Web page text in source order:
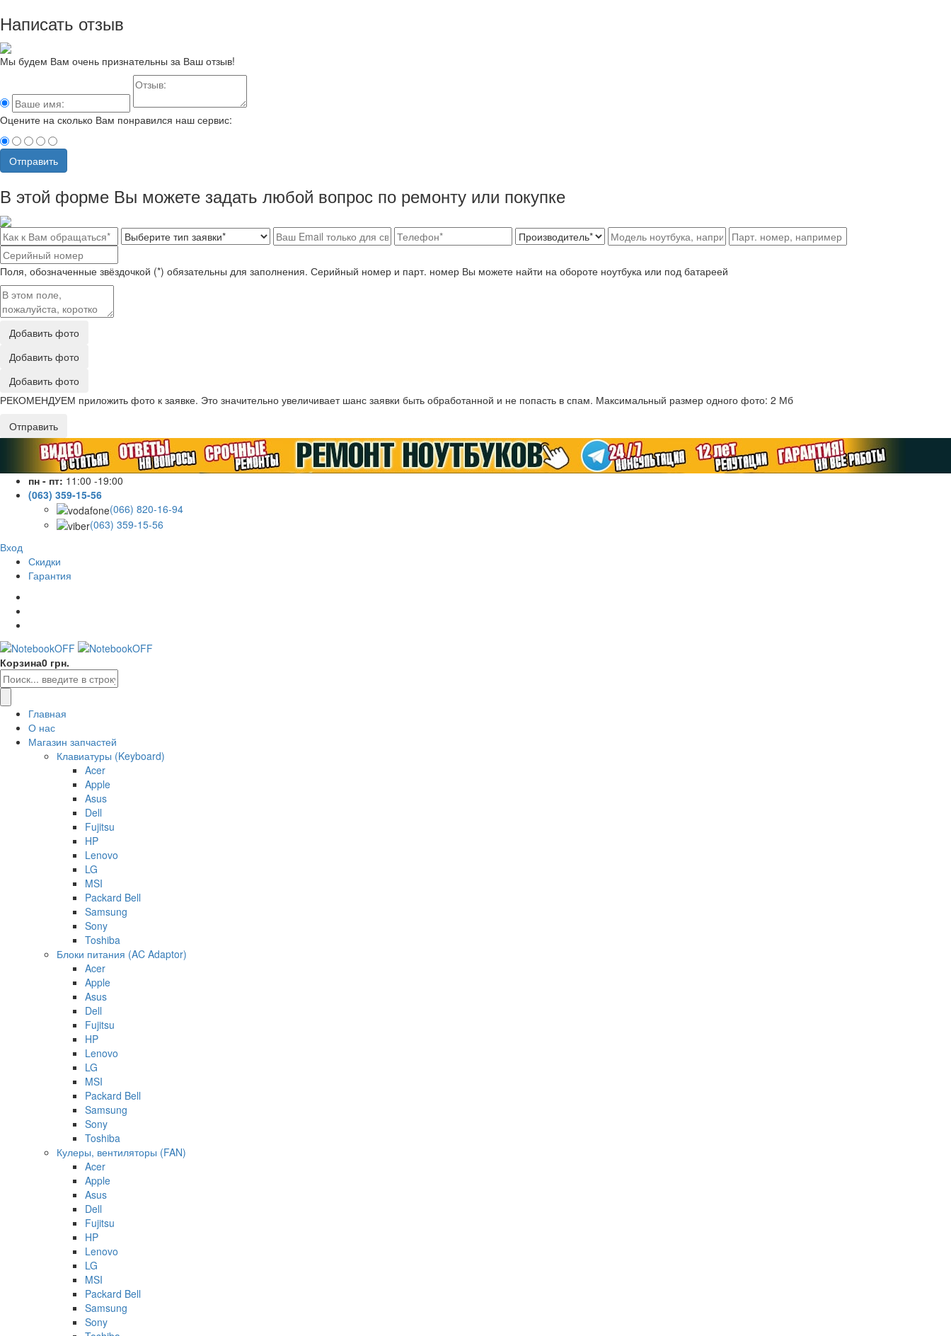
Написать отзыв
Мы будем Вам очень признательны за Ваш отзыв!
Оцените на сколько Вам понравился наш сервис:
Отправить
В этой форме Вы можете задать любой вопрос по ремонту или покупке
Поля, обозначенные звёздочкой (*) обязательны для заполнения. Серийный номер и парт. номер Вы можете найти на обороте ноутбука или под батареей
Добавить фото
Добавить фото
Добавить фото
РЕКОМЕНДУЕМ приложить фото к заявке. Это значительно увеличивает шанс заявки быть обработанной и не попасть в спам. Максимальный размер одного фото: 2 Мб
Отправить
пн - пт: 11:00 -19:00
(063) 359-15-56
(066) 820-16-94
(063) 359-15-56
Вход
Скидки
Гарантия
Корзина0 грн.
Главная
О нас
Магазин запчастей
Клавиатуры (Keyboard)
Acer
Apple
Asus
Dell
Fujitsu
HP
Lenovo
LG
MSI
Packard Bell
Samsung
Sony
Toshiba
Блоки питания (AC Adaptor)
Acer
Apple
Asus
Dell
Fujitsu
HP
Lenovo
LG
MSI
Packard Bell
Samsung
Sony
Toshiba
Кулеры, вентиляторы (FAN)
Acer
Apple
Asus
Dell
Fujitsu
HP
Lenovo
LG
MSI
Packard Bell
Samsung
Sony